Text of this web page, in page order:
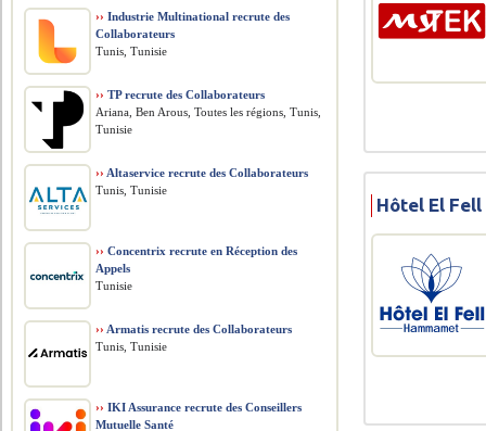
Hôtel El
›› Industrie Multinational recrute des
Collaborateurs
Tunis, Tunisie
›› TP recrute des Collaborateurs
Ariana, Ben Arous, Toutes les régions, Tunis,
Tunisie
›› Altaservice recrute des Collaborateurs
Tunis, Tunisie
›› Concentrix recrute en Réception des
Appels
Tunisie
›› Armatis recrute des Collaborateurs
Tunis, Tunisie
›› IKI Assurance recrute des Conseillers
Mutuelle Santé